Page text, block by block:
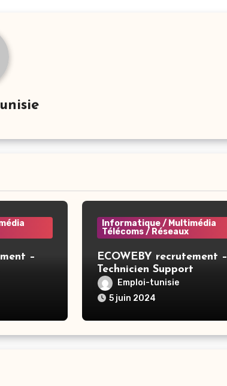
–
Informatique / Multimédia
Télécoms / Réseaux
ECOWEBY recrutement –
Technicien Support
Informatique Niv 1 et 2 –
Tunis
Emploi-tunisie
5 juin 2024